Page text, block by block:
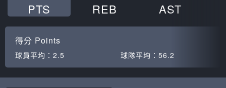
PTS REB AST
得分 Points
球員平均： 2.5 球隊平均： 56.2